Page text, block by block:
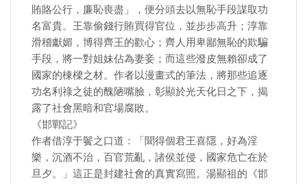
賄賂公行，廉恥喪盡」，便分頭去以無恥手段謀取功
名富貴。王靠偷錢行賄買得官位，並步步高升；淳靠
滑稽獻媚，博得齊王的歡心；齊人用卑鄙無恥的欺騙
手段，將一對姐妹佔為妻妾；而這些潑皮無賴卻成了
國家的棟樑之材。作者以漫畫式的筆法，將那些追逐
功名利祿之徒的醜陋嘴臉，彰顯於光天化日之下，揭
露了社會黑暗和官場腐敗。
《邯鄲記》
作者借淳于鬢之口道：「聞得個君王喜隱，好為淫
樂，沉酒不治，百官荒亂，諸侯並侵，國家危亡在於
旦夕。」這正是封建社會的真實寫照。湯顯祖的《邯